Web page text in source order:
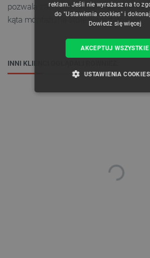
pozwala zachować stabilność całej
kąta montażu na stole warsztatowym.
INNI KLIENCI OGLĄDALI RÓWNIEŻ:
reklam. Jeśli nie wyrażasz na to
do "Ustawienia cookies" i
Dowiedz się więcej
AKCEPTUJ WSZYSTKIE
USTAWIENIA COOKIES